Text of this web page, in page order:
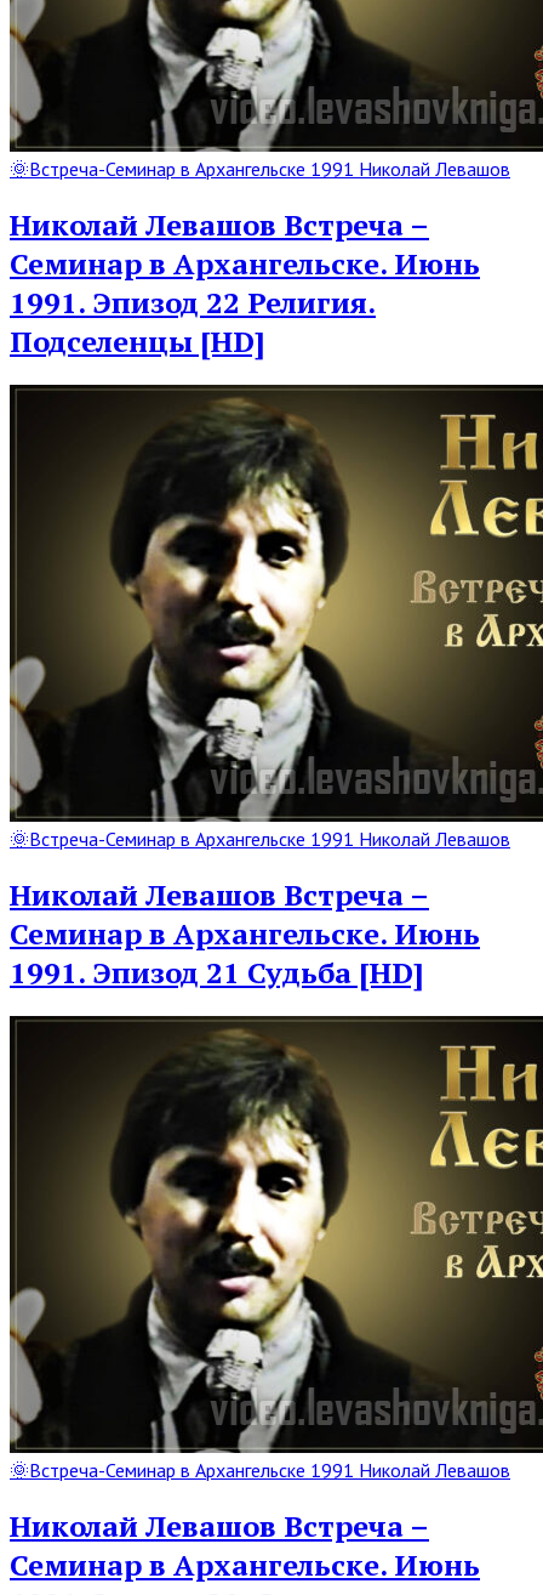
Read
Post
🌞Встреча-Семинар в Архангельске 1991 Николай Левашов
Николай Левашов Встреча –
Семинар в Архангельске. Июнь
1991. Эпизод 22 Религия.
Подселенцы [HD]
Read
Post
🌞Встреча-Семинар в Архангельске 1991 Николай Левашов
Николай Левашов Встреча –
Семинар в Архангельске. Июнь
1991. Эпизод 21 Судьба [HD]
Read
Post
🌞Встреча-Семинар в Архангельске 1991 Николай Левашов
Николай Левашов Встреча –
Семинар в Архангельске. Июнь